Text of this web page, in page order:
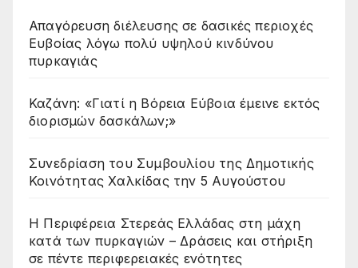
Απαγόρευση διέλευσης σε δασικές περιοχές
Ευβοίας λόγω πολύ υψηλού κινδύνου
πυρκαγιάς
Καζάνη: «Γιατί η Βόρεια Εύβοια έμεινε εκτός
διορισμών δασκάλων;»
Συνεδρίαση του Συμβουλίου της Δημοτικής
Κοινότητας Χαλκίδας την 5 Αυγούστου
Η Περιφέρεια Στερεάς Ελλάδας στη μάχη
κατά των πυρκαγιών – Δράσεις και στήριξη
σε πέντε περιφερειακές ενότητες